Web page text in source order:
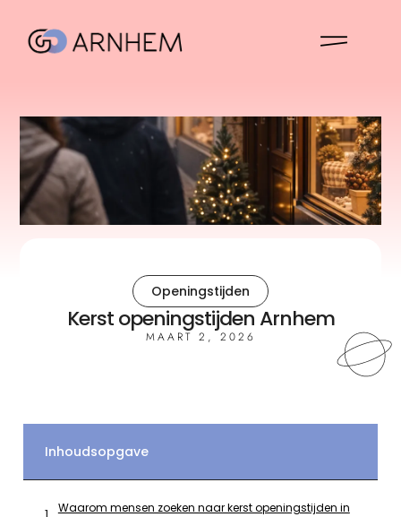
Openingstijden
Kerst openingstijden Arnhem
MAART 2, 2026
Inhoudsopgave
Waarom mensen zoeken naar kerst openingstijden in